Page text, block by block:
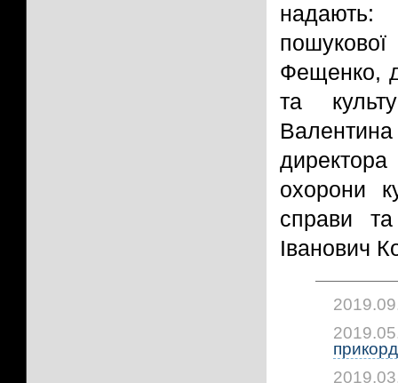
надають:
Фещенко,
та
охорони
справи
Іванович